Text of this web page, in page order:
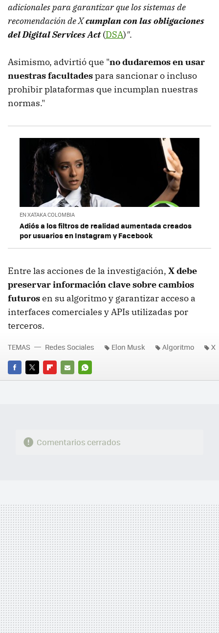
adicionales para garantizar que los sistemas de
recomendación de Xcumplan con las obligaciones
del Digital Services Act (DSA)".
Asimismo, advirtió que "no dudaremos en usar
nuestras facultadespara sancionar o incluso
prohibir plataformas que incumplan nuestras
normas."
EN XATAKA COLOMBIA
Adiós a los filtros de realidad aumentada creados
por usuarios en Instagram y Facebook
Entre las acciones de la investigación, X debe
preservar información clave sobre cambios
futurosen su algoritmo y garantizar acceso a
interfaces comerciales y APIs utilizadas por
terceros.
FACEBOOK
TWITTERFLIPBOARD
E-
WHATSAPP
TEMAS Redes Sociales Elon Musk Algoritmo X
Comentarios cerrados